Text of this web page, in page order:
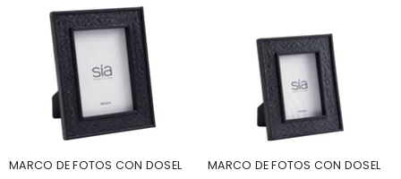
MARCO DE FOTOS CON DOSEL
MARCO DE FOTOS CON DOSEL